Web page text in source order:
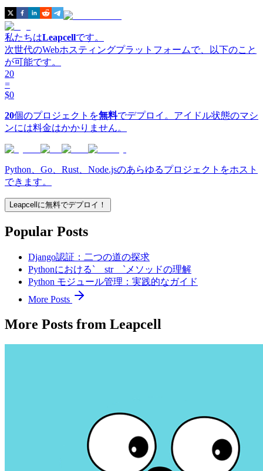
私たちはLeapcellです。
次世代のWebホスティングプラットフォームで、以下のこと
が可能です。
20
=
$0
20個のプロジェクトを無料でデプロイ。アイドル状態のマシ
ンには料金はかかりません。
Python、Go、Rust、Node.jsのあらゆるプロジェクトをホスト
できます。
Leapcellに無料でデプロイ！
Popular Posts
Django認証：二つの道の探求
Pythonにおける`__str__`メソッドの理解
Python モジュール管理：実践的なガイド
More Posts
More Posts from Leapcell